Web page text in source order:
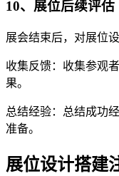
10、展位后续评估
展会结束后，对展位
收集反馈：收集参观
果。
总结经验：总结成功
准备。
展位设计搭建